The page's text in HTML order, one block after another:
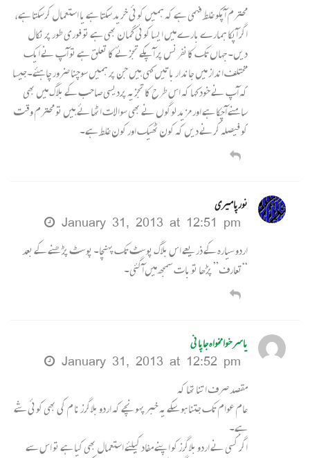
محترم آپکو غلط فہمی ہے کہ ہمیں کوئی خرید سکتا ہے یا استعمال کرسکتا ہے،
اگر آپکا ہمارے بارے میں ایسا کوئی گمان بھی ہے تو فوری طور پر نکال
دیں۔ جہاں تک کانفرنس پر آپکے تجزئے کا تعلق ہے تو آپ نے ایک
مختلف انداز میں جاندار باتیں کہی ہیں جن پر ہمیں سوچنا ضرور چاہئے۔جیسا
کہ آپ نے خود کہا کہ اس طرح کا تجزیہ پردیسی صاحب کے بلاگ میں بھی
سامنے آچکا ہے اور مزید لوگوں نے بھی سوالات اٹھائے ہیں تو محترم وقت
کو فیصلہ کرنے دیں کہ کون ٹھیک اور کون غلط ہے۔
نورپامیری
January 31, 2013 at 12:51 pm
اردو سیارہ کے ذریعے اس بلاگ پوسٹ تک پہنچا۔ پوسٹ پڑھنے کے بعد
“تعارف” پڑھا تو بات سمجھ میں آگئی۔
یاسرخوامخواہ جاپانی
January 31, 2013 at 12:52 pm
مقصد صرف اتنا تھا کہ
عام عوام تک جتنا ہو سکے یہ خبر پہونچے کہ اردو بلاگرز نا م کی بھی کوئی شے
ہے۔
اگر کسی نے اردو بلاگرز کو اپنے مفاد کیلئے استعمال بھی کیا ہے تو اس سے